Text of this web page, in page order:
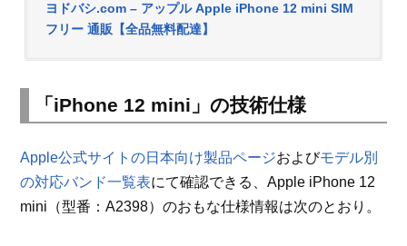
ヨドバシ.com – アップル Apple iPhone 12 mini SIM
フリー 通販【全品無料配達】
「iPhone 12 mini」の技術仕様
Apple公式サイトの日本向け製品ページおよびモデル別
の対応バンド一覧表にて確認できる、Apple iPhone 12
mini（型番：A2398）のおもな仕様情報は次のとおり。